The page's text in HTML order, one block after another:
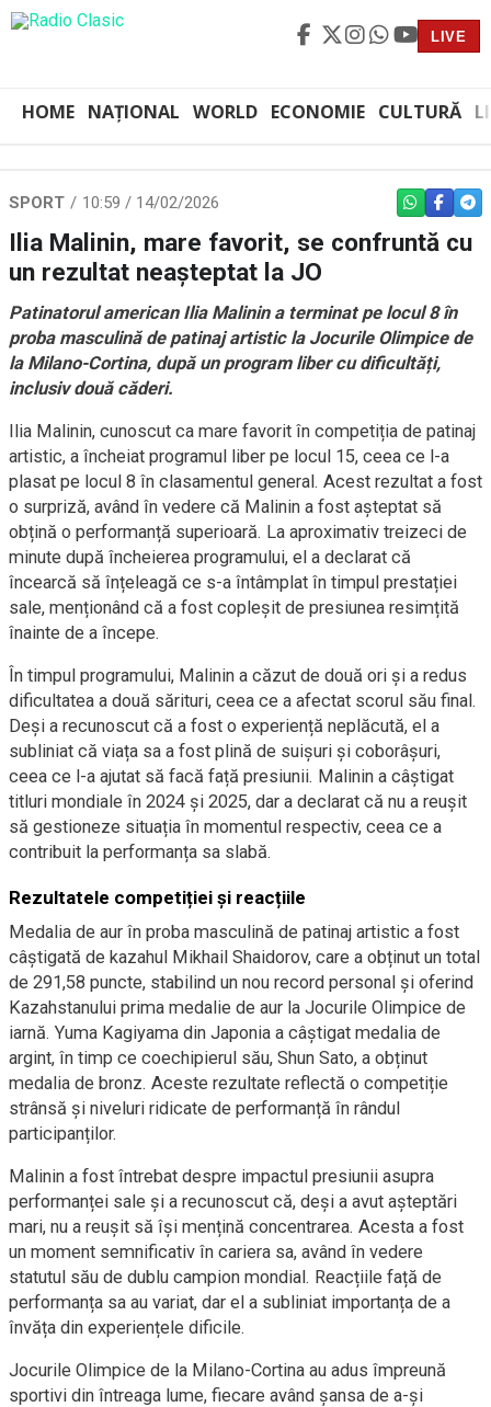
LIVE
HOME NAȚIONAL WORLD ECONOMIE CULTURĂ
SPORT 10:59 / 14/02/2026 WHATSAPP
Ilia Malinin, mare favorit, se confruntă cu
un rezultat neașteptat la JO
Patinatorul american Ilia Malinin a terminat pe locul 8 în
proba masculină de patinaj artistic la Jocurile Olimpice de
la Milano-Cortina, după un program liber cu dificultăți,
inclusiv două căderi.
Ilia Malinin, cunoscut ca mare favorit în competiția de patinaj
artistic, a încheiat programul liber pe locul 15, ceea ce l-a
plasat pe locul 8 în clasamentul general. Acest rezultat a fost
o surpriză, având în vedere că Malinin a fost așteptat să
obțină o performanță superioară. La aproximativ treizeci de
minute după încheierea programului, el a declarat că
încearcă să înțeleagă ce s-a întâmplat în timpul prestației
sale, menționând că a fost copleșit de presiunea resimțită
înainte de a începe.
În timpul programului, Malinin a căzut de două ori și a redus
dificultatea a două sărituri, ceea ce a afectat scorul său final.
Deși a recunoscut că a fost o experiență neplăcută, el a
subliniat că viața sa a fost plină de suişuri şi coborâşuri,
ceea ce l-a ajutat să facă față presiunii. Malinin a câștigat
titluri mondiale în 2024 și 2025, dar a declarat că nu a reușit
să gestioneze situația în momentul respectiv, ceea ce a
contribuit la performanța sa slabă.
Rezultatele competiției și reacțiile
Medalia de aur în proba masculină de patinaj artistic a fost
câștigată de kazahul Mikhail Shaidorov, care a obținut un total
de 291,58 puncte, stabilind un nou record personal și oferind
Kazahstanului prima medalie de aur la Jocurile Olimpice de
iarnă. Yuma Kagiyama din Japonia a câștigat medalia de
argint, în timp ce coechipierul său, Shun Sato, a obținut
medalia de bronz. Aceste rezultate reflectă o competiție
strânsă și niveluri ridicate de performanță în rândul
participanților.
Malinin a fost întrebat despre impactul presiunii asupra
performanței sale și a recunoscut că, deși a avut așteptări
mari, nu a reușit să își mențină concentrarea. Acesta a fost
un moment semnificativ în cariera sa, având în vedere
statutul său de dublu campion mondial. Reacțiile față de
performanța sa au variat, dar el a subliniat importanța de a
învăța din experiențele dificile.
Jocurile Olimpice de la Milano-Cortina au adus împreună
sportivi din întreaga lume, fiecare având șansa de a-și